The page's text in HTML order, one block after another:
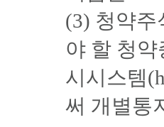
(3) 청약주
야 할 청
시시스템
써 개별통